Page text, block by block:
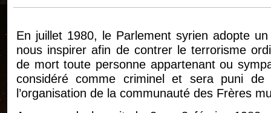
En juillet 1980, le Parlement syrien adopte
nous inspirer afin de contrer le terrorisme
de mort toute personne appartenant ou
considéré comme criminel et sera puni
l’organisation de la communauté des Frères